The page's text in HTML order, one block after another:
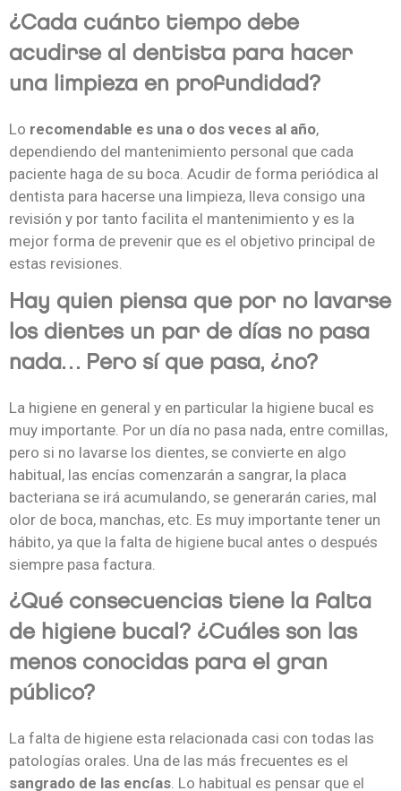
¿Cada cuánto tiempo debe
acudirse al dentista para hacer
una limpieza en profundidad?
Lo recomendable es una o dos veces al año,
dependiendo del mantenimiento personal que cada
paciente haga de su boca. Acudir de forma periódica al
dentista para hacerse una limpieza, lleva consigo una
revisión y por tanto facilita el mantenimiento y es la
mejor forma de prevenir que es el objetivo principal de
estas revisiones.
Hay quien piensa que por no lavarse
los dientes un par de días no pasa
nada… Pero sí que pasa, ¿no?
La higiene en general y en particular la higiene bucal es
muy importante. Por un día no pasa nada, entre comillas,
pero si no lavarse los dientes, se convierte en algo
habitual, las encías comenzarán a sangrar, la placa
bacteriana se irá acumulando, se generarán caries, mal
olor de boca, manchas, etc. Es muy importante tener un
hábito, ya que la falta de higiene bucal antes o después
siempre pasa factura.
¿Qué consecuencias tiene la falta
de higiene bucal? ¿Cuáles son las
menos conocidas para el gran
público?
La falta de higiene esta relacionada casi con todas las
patologías orales. Una de las más frecuentes es el
sangrado de las encías. Lo habitual es pensar que el